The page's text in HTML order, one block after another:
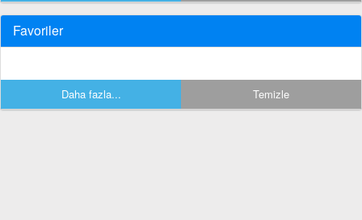
Favoriler
Daha fazla... Temizle